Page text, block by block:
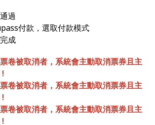
過
付款，選取付款模式
成
卷被取消者，系統會主動取消票券且主
卷被取消者，系統會主動取消票券且主
卷被取消者，系統會主動取消票券且主